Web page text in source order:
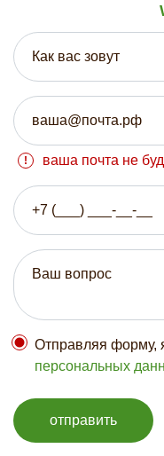
ваша почта не
Отправляя форму,
персональных
отправить